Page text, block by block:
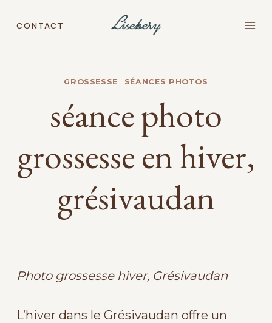
CONTACT
GROSSESSE SÉANCES PHOTOS
séance photo
grossesse en hiver,
grésivaudan
Photo grossesse hiver, Grésivaudan
L’hiver dans le Grésivaudan offre un